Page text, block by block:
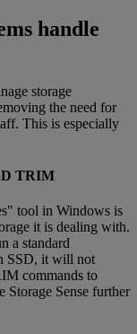
handle
storage
the need for
This is especially
TRIM
tool in Windows is
it is dealing with.
a standard
SSD, it will not
commands to
Storage Sense further